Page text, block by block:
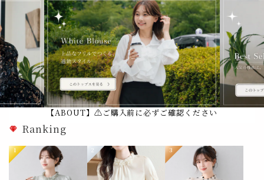
【ABOUT】⚠️ご購入前に必ずご確認ください
Ranking
1 2 3